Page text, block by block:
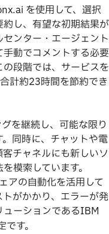
を使用して、選択
し、有望な初期結果が
ンター・エージェント
動でコメントする必要
段階では、サービスを
計約23時間を節約でき
を継続し、可能な限り
同時に、チャットや電
チャネルにも新しいソ
模索しています。
アの自動化を活用して
がかかり、エラーが発
ーションであるIBM
す。